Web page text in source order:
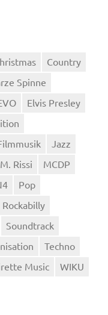
Country
Spinne
Elvis Presley
Jazz
Rissi
MCDP
Pop
Rockabilly
Soundtrack
Techno
Music
WIKU